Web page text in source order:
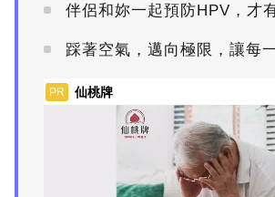
伴侶和妳一起預防HPV，才
踩著空氣，邁向極限，讓每
PR 仙桃牌